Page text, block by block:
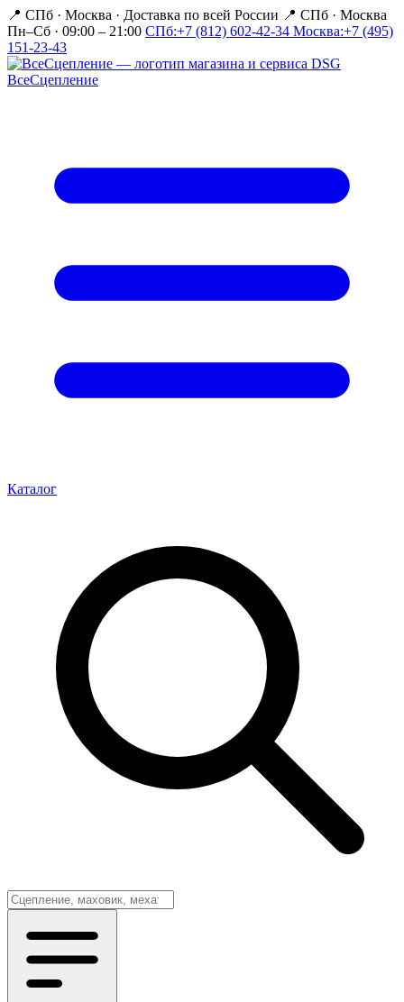
📍 СПб · Москва · Доставка по всей России 📍 СПб · Москва
Пн–Сб · 09:00 – 21:00 СПб:+7 (812) 602-42-34 Москва:+7 (495)
151-23-43
ВсеСцепление
Каталог